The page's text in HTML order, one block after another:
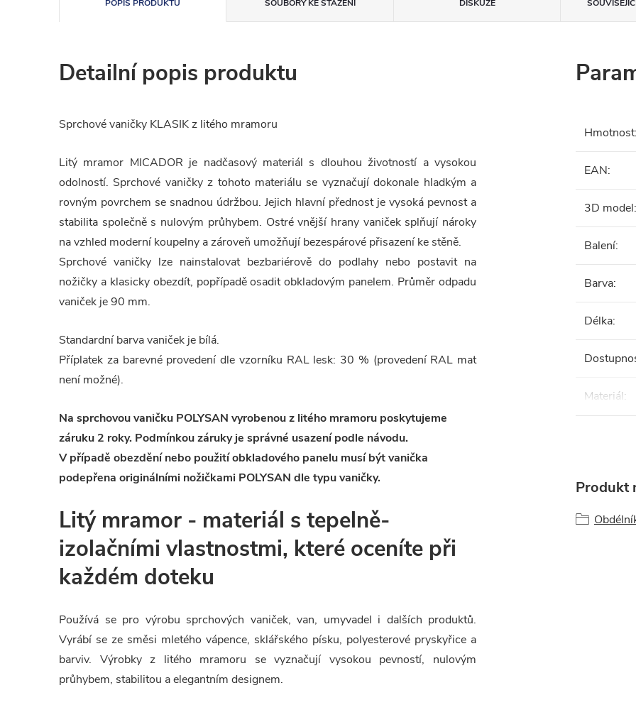
POPIS PRODUKTU SOUBORY KE STAŽENÍ DISKUZE
Detailní popis produktu
Sprchové vaničky KLASIK z litého mramoru
Litý mramor MICADOR je nadčasový materiál s dlouhou životností a vysokou
odolností. Sprchové vaničky z tohoto materiálu se vyznačují dokonale hladkým a
rovným povrchem se snadnou údržbou. Jejich hlavní přednost je vysoká pevnost a
stabilita společně s nulovým průhybem. Ostré vnější hrany vaniček splňují nároky
na vzhled moderní koupelny a zároveň umožňují bezespárové přisazení ke stěně.
Sprchové vaničky lze nainstalovat bezbariérově do podlahy nebo postavit na
nožičky a klasicky obezdít, popřípadě osadit obkladovým panelem. Průměr odpadu
vaniček je 90 mm.
Standardní barva vaniček je bílá.
Příplatek za barevné provedení dle vzorníku RAL lesk: 30 % (provedení RAL mat
není možné).
Na sprchovou vaničku POLYSAN vyrobenou z litého mramoru poskytujeme
záruku 2 roky. Podmínkou záruky je správné usazení podle návodu.
V případě obezdění nebo použití obkladového panelu musí být vanička
podepřena originálními nožičkami POLYSAN dle typu vaničky.
Litý mramor - materiál s tepelně-
izolačními vlastnostmi, které oceníte při
každém doteku
Používá se pro výrobu sprchových vaniček, van, umyvadel i dalších produktů.
Vyrábí se ze směsi mletého vápence, sklářského písku, polyesterové pryskyřice a
barviv. Výrobky z litého mramoru se vyznačují vysokou pevností, nulovým
průhybem, stabilitou a elegantním designem.
Hmotnost:
EAN:
3D model:
Balení:
Barva:
Délka:
Materiál:
Produkt